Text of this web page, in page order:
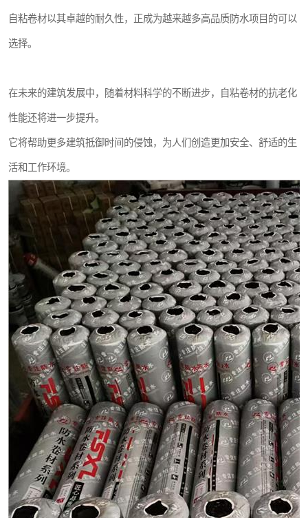
自粘卷材以其卓越的耐久性，正成为越来越多高品质防水项目的可以
选择。
在未来的建筑发展中，随着材料科学的不断进步，自粘卷材的抗老化
性能还将进一步提升。
它将帮助更多建筑抵御时间的侵蚀，为人们创造更加安全、舒适的生
活和工作环境。